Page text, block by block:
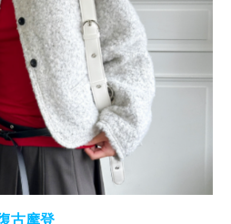
古摩登